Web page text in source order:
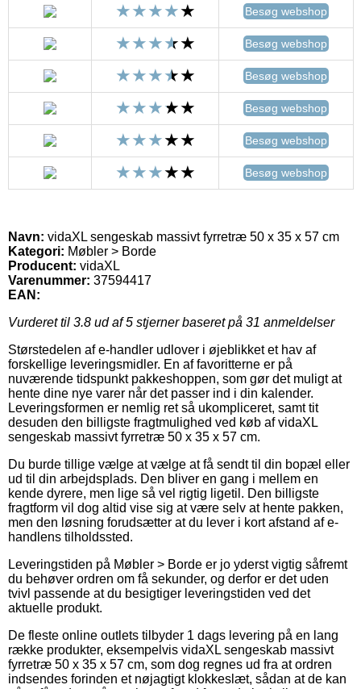
Besøg webshop
Besøg webshop
Besøg webshop
Besøg webshop
Besøg webshop
Besøg webshop
Navn: vidaXL sengeskab massivt fyrretræ 50 x 35 x 57 cm
Kategori: Møbler > Borde
Producent: vidaXL
Varenummer: 37594417
EAN:
Vurderet til 3.8 ud af 5 stjerner baseret på 31 anmeldelser
Størstedelen af e-handler udlover i øjeblikket et hav af
forskellige leveringsmidler. En af favoritterne er på
nuværende tidspunkt pakkeshoppen, som gør det muligt at
hente dine nye varer når det passer ind i din kalender.
Leveringsformen er nemlig ret så ukompliceret, samt tit
desuden den billigste fragtmulighed ved køb af vidaXL
sengeskab massivt fyrretræ 50 x 35 x 57 cm.
Du burde tillige vælge at vælge at få sendt til din bopæl eller
ud til din arbejdsplads. Den bliver en gang i mellem en
kende dyrere, men lige så vel rigtig ligetil. Den billigste
fragtform vil dog altid vise sig at være selv at hente pakken,
men den løsning forudsætter at du lever i kort afstand af e-
handlens tilholdssted.
Leveringstiden på Møbler > Borde er jo yderst vigtig såfremt
du behøver ordren om få sekunder, og derfor er det uden
tvivl passende at du besigtiger leveringstiden ved det
aktuelle produkt.
De fleste online outlets tilbyder 1 dags levering på en lang
række produkter, eksempelvis vidaXL sengeskab massivt
fyrretræ 50 x 35 x 57 cm, som dog regnes ud fra at ordren
indsendes forinden et nøjagtigt klokkeslæt, sådan at de kan